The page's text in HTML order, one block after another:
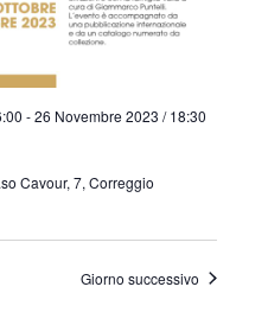
-26 Novembre 2023 / 18:30
Cavour, 7, Correggio
Giorno successivo